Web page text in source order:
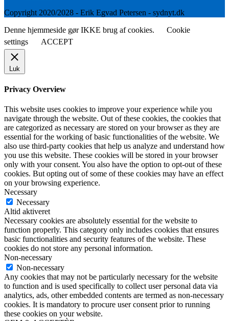
Copyright 2020/2028 - Erik Egvad Petersen - sydnyt.dk
Denne hjemmeside gør IKKE brug af cookies.
Cookie
settings
ACCEPT
Luk
Privacy Overview
This website uses cookies to improve your experience while you
navigate through the website. Out of these cookies, the cookies that
are categorized as necessary are stored on your browser as they are
essential for the working of basic functionalities of the website. We
also use third-party cookies that help us analyze and understand how
you use this website. These cookies will be stored in your browser
only with your consent. You also have the option to opt-out of these
cookies. But opting out of some of these cookies may have an effect
on your browsing experience.
Necessary
Necessary
Altid aktiveret
Necessary cookies are absolutely essential for the website to
function properly. This category only includes cookies that ensures
basic functionalities and security features of the website. These
cookies do not store any personal information.
Non-necessary
Non-necessary
Any cookies that may not be particularly necessary for the website
to function and is used specifically to collect user personal data via
analytics, ads, other embedded contents are termed as non-necessary
cookies. It is mandatory to procure user consent prior to running
these cookies on your website.